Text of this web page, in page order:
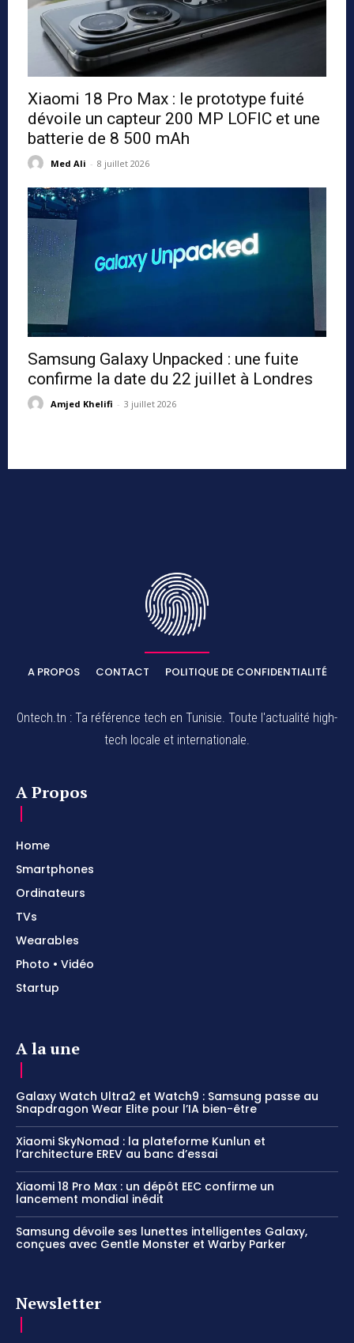
Xiaomi 18 Pro Max : le prototype fuité
dévoile un capteur 200 MP LOFIC et une
batterie de 8 500 mAh
Med Ali - 8 juillet 2026
Samsung Galaxy Unpacked : une fuite
confirme la date du 22 juillet à Londres
Amjed Khelifi - 3 juillet 2026
A PROPOS CONTACT POLITIQUE DE CONFIDENTIALITÉ
Ontech.tn : Ta référence tech en Tunisie. Toute l'actualité high-
tech locale et internationale.
A Propos
Home
Smartphones
Ordinateurs
TVs
Wearables
Photo • Vidéo
Startup
A la une
Galaxy Watch Ultra2 et Watch9 : Samsung passe au
Snapdragon Wear Elite pour l’IA bien-être
Xiaomi SkyNomad : la plateforme Kunlun et
l’architecture EREV au banc d’essai
Xiaomi 18 Pro Max : un dépôt EEC confirme un
lancement mondial inédit
Samsung dévoile ses lunettes intelligentes Galaxy,
conçues avec Gentle Monster et Warby Parker
Newsletter